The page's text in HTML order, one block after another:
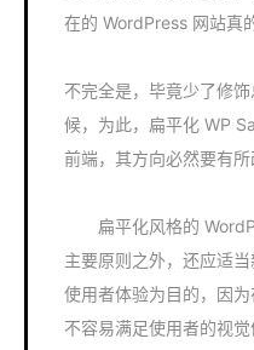
在的 WordPress 网站真
不完全是，毕竟少了修
候，为此，扁平化 WP
前端，其方向必然要有所
扁平化风格的
主要原则之外，还应适
使用者体验为目的，因
不容易满足使用者的视